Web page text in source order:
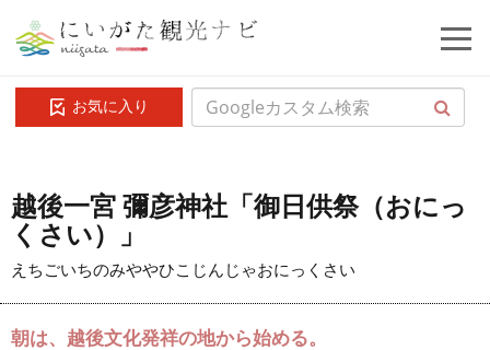
お気に入り
越後一宮 彌彦神社「御日供祭（おにっ
くさい）」
えちごいちのみややひこじんじゃおにっくさい
朝は、越後文化発祥の地から始める。